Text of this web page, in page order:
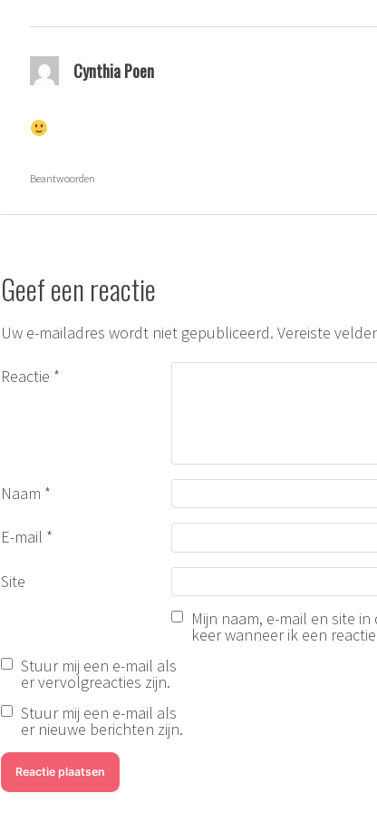
Cynthia Poen
Beantwoorden
Geef een reactie
Uw e-mailadres wordt niet gepubliceerd. Vereiste
Reactie *
Naam *
E-mail *
Site
Mijn naam, e-mail en site
keer wanneer ik een
Stuur mij een e-mail als
er vervolgreacties zijn.
Stuur mij een e-mail als
er nieuwe berichten zijn.